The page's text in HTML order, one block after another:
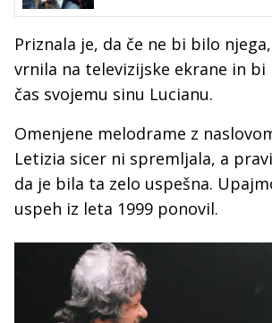
Priznala je, da če ne bi bilo
vrnila na televizijske ekrane in bi
čas svojemu sinu Lucianu.
Omenjene melodrame z
Letizia sicer ni spremljala, a
da je bila ta zelo uspešna.
uspeh iz leta 1999 ponovil.